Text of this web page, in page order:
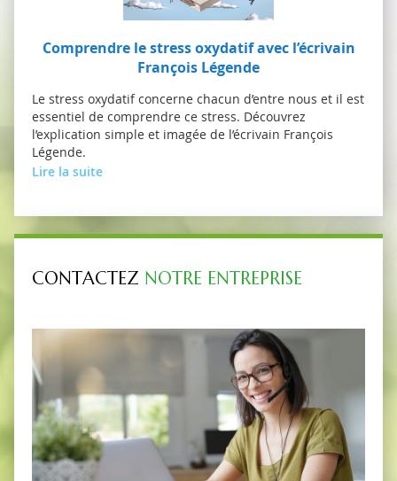
Comprendre le stress oxydatif avec l’écrivain
François Légende
Le stress oxydatif concerne chacun d’entre nous et il est
essentiel de comprendre ce stress. Découvrez
l’explication simple et imagée de l’écrivain François
Légende.
Lire la suite
CONTACTEZ NOTRE ENTREPRISE